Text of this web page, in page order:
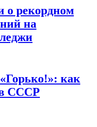
о рекордном
на
как
в СССР